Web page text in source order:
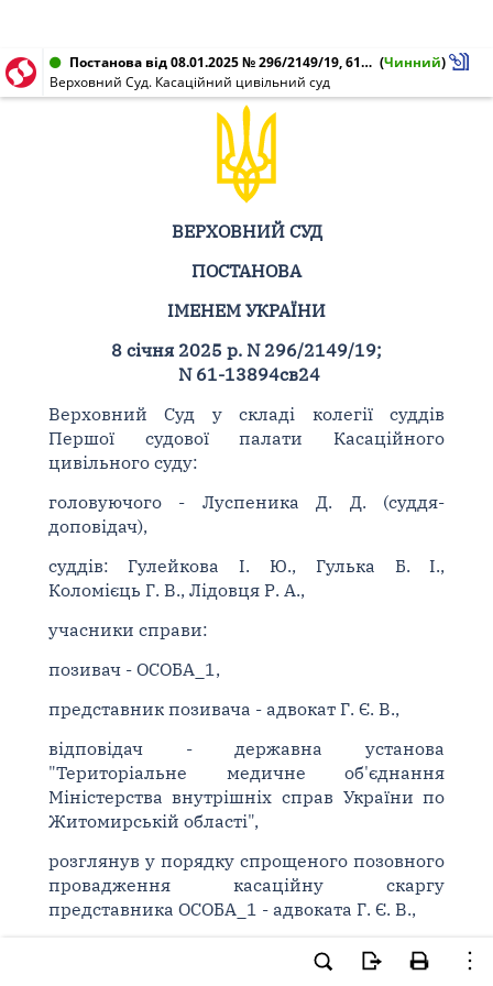
Постанова від 08.01.2025 № 296/2149/19, 61-13894св24 (Чинний)
Верховний Суд. Касаційний цивільний суд
ВЕРХОВНИЙ СУД
ПОСТАНОВА
ІМЕНЕМ УКРАЇНИ
8 січня 2025 р. N 296/2149/19;
N 61-13894св24
Верховний Суд у складі колегії суддів
Першої судової палати Касаційного
цивільного суду:
головуючого - Луспеника Д. Д. (суддя-
доповідач),
суддів: Гулейкова І. Ю., Гулька Б. І.,
Коломієць Г. В., Лідовця Р. А.,
учасники справи:
позивач - ОСОБА_1,
представник позивача - адвокат Г. Є. В.,
відповідач - державна установа
"Територіальне медичне об'єднання
Міністерства внутрішніх справ України по
Житомирській області",
розглянув у порядку спрощеного позовного
провадження касаційну скаргу
представника ОСОБА_1 - адвоката Г. Є. В.,
на рішення Корольовського районного суду
м. Житомира від 23 квітня 2024 року